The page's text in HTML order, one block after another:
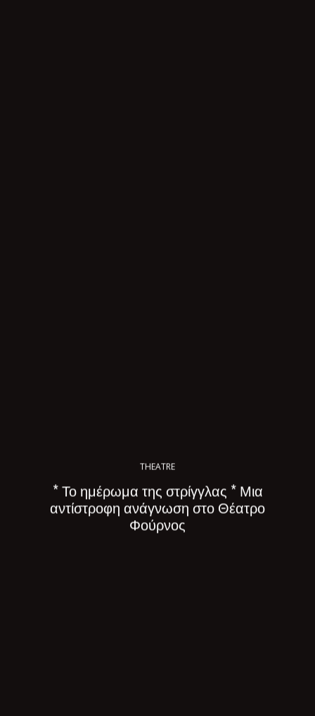
THEATRE
* Το ημέρωμα της στρίγγλας * Μια
αντίστροφη ανάγνωση στο Θέατρο
Φούρνος